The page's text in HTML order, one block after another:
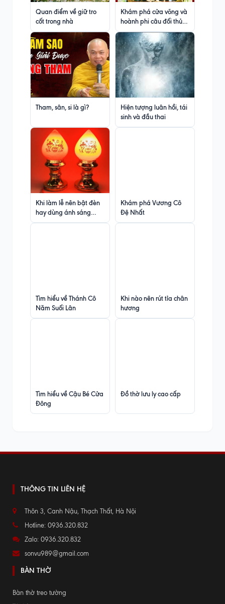
Quan điểm về giữ tro
cốt trong nhà
Khám phá cửa võng và
hoành phi câu đối thủ
công
Tham, sân, si là gì?
Hiện tượng luân hồi, tái
sinh và đầu thai
Khi làm lễ nên bật đèn
hay dùng ánh sáng
mờ?
Khám phá Vương Cô
Đệ Nhất
Tìm hiểu về Thánh Cô
Năm Suối Lân
Khi nào nên rút tỉa chân
hương
Tìm hiểu về Cậu Bé Cửa
Đông
Đồ thờ lưu ly cao cấp
THÔNG TIN LIÊN HỆ
Thôn 3, Canh Nậu, Thạch Thất, Hà Nội
Hotline: 0936.320.832
Zalo: 0936.320.832
sonvu989@gmail.com
BÀN THỜ
Bàn thờ treo tường